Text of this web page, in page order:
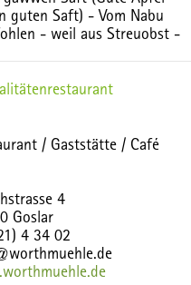
guten Saft) - Vom Nabu
- weil aus Streuobst -
/ Gaststätte / Café
4
Goslar
4 34 02